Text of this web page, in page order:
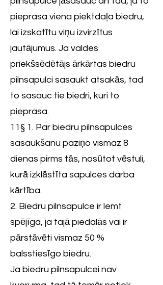
pieprasa viena piektdaļa biedru,
lai izskatītu viņu izvirzītus
jautājumus. Ja valdes
priekšsēdētājs ārkārtas biedru
pilnsapulci sasaukt atsakās, tad
to sasauc tie biedri, kuri to
pieprasa.
11§ 1. Par biedru pilnsapulces
sasaukšanu paziņo vismaz 8
dienas pirms tās, nosūtot vēstuli,
kurā izklāstīta sapulces darba
kārtība.
2. Biedru pilnsapulce ir lemt
spējīga, ja tajā piedalās vai ir
pārstāvēti vismaz 50 %
balsstiesīgo biedru.
Ja biedru pilnsapulcei nav